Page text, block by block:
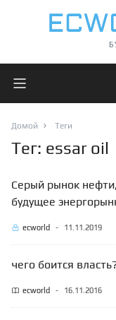
Открыть главное
Домой Теги
Тег: essar oil
Серый рынок
будущее
ecworld - 11.11.2019
чего боится
ecworld - 16.11.2016